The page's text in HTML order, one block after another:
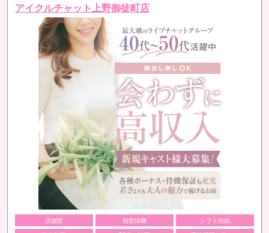
アイクルチャット上野御徒町店
店舗型 個室待機
シフト自由